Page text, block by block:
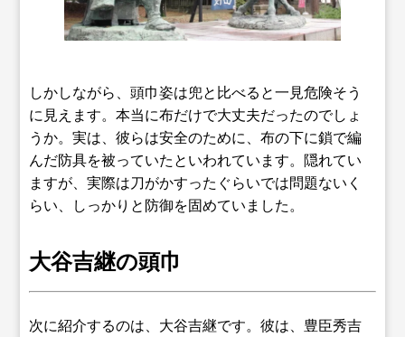
しかしながら、頭巾姿は兜と比べると一見危険そう
に見えます。本当に布だけで大丈夫だったのでしょ
うか。実は、彼らは安全のために、布の下に鎖で編
んだ防具を被っていたといわれています。隠れてい
ますが、実際は刀がかすったぐらいでは問題ないく
らい、しっかりと防御を固めていました。
大谷吉継の頭巾
次に紹介するのは、大谷吉継です。彼は、豊臣秀吉